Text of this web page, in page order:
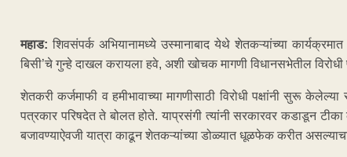
महाड: शिवसंपर्क अभियानामध्ये उस्मानाबाद येथे शेतकऱ्यांच्या
बिसी’चे गुन्हे दाखल करायला हवे, अशी खोचक मागणी विधानसभेतील
शेतकरी कर्जमाफी व हमीभावाच्या मागणीसाठी विरोधी पक्षांनी सुरू
पत्रकार परिषदेत ते बोलत होते. याप्रसंगी त्यांनी सरकारवर कडाडून टीका
बजावण्याऐवजी यात्रा काढून शेतकऱ्यांच्या डोळ्यात धूळफेक करीत